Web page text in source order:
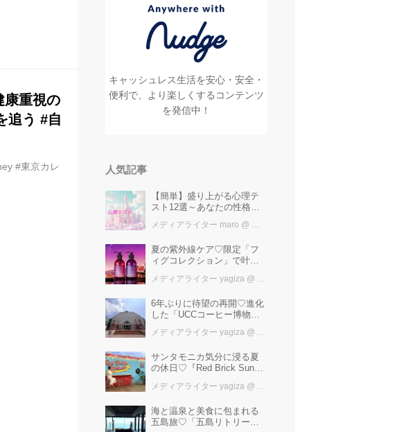
はまるで艶
甘味がフワ
「awaはち
康重視の
追う #自
#東京カレ
キャッシュレス生活を安心・安全・
便利で、より楽しくするコンテンツ
を発信中！
人気記事
【簡単】盛り上がる心理テ
スト12選～あなたの性格を
メディアライター maro @ カワコレメディア編集部
夏の紫外線ケア♡限定「フ
ィグコレクション」で叶え
メディアライター yagiza @ カワコレメディア編集部
6年ぶりに待望の再開♡進化
した「UCCコーヒー博物
ーマパーク”！館内展示の全
メディアライター yagiza @ カワコレメディア編集部
サンタモニカ気分に浸る夏
の休日♡『Red Brick Sunset
レンガ倉庫】
メディアライター yagiza @ カワコレメディア編集部
海と温泉と美食に包まれる
五島旅♡「五島リトリート